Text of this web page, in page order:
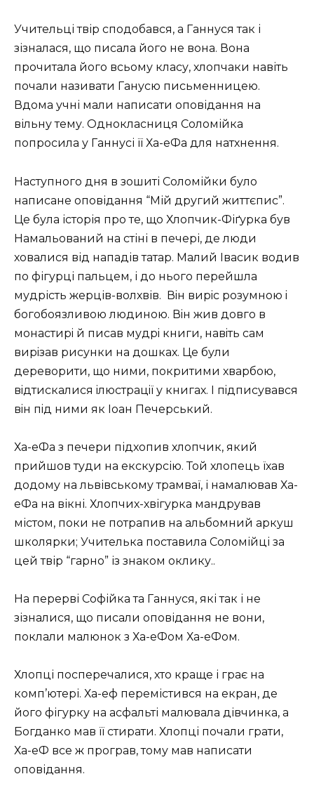
Учительці твір сподобався, а Ганнуся так і
зізналася, що писала його не вона. Вона
прочитала його всьому класу, хлопчаки навіть
почали називати Ганусю письменницею.
Вдома учні мали написати оповідання на
вільну тему. Однокласниця Соломійка
попросила у Ганнусі її Ха-еФа для натхнення.
Наступного дня в зошиті Соломійки було
написане оповідання “Мій другий життєпис”.
Це була історія про те, що Хлопчик-Фіґурка був
Намальований на стіні в печері, де люди
ховалися від нападів татар. Малий Івасик водив
по фігурці пальцем, і до нього перейшла
мудрість жерців-волхвів. Вiн вирiс розумною i
богобоязливою людиною. Вiн жив довго в
монастирi й писав мудрi книги, навiть сам
вирiзав рисунки на дошках. Це були
дереворити, що ними, покритими хварбою,
вiдтискалися iлюстрацiï у книгах. I пiдписувався
вiн пiд ними як Iоан Печерський.
Ха-еФа з печери підхопив хлопчик, який
прийшов туди на екскурсію. Той хлопець їхав
додому на львівському трамваї, і намалював Ха-
еФа на вікні. Хлопчих-хвігурка мандрував
містом, поки не потрапив на альбомний аркуш
школярки; Учителька поставила Соломійці за
цей твір “гарно” із знаком оклику..
На перерві Софійка та Ганнуся, які так і не
зізналися, що писали оповідання не вони,
поклали малюнок з Ха-еФом Ха-еФом.
Хлопці посперечалися, хто краще і грає на
комп’ютері. Ха-еф перемістився на екран, де
його фігурку на асфальті малювала дівчинка, а
Богданко мав її стирати. Хлопці почали грати,
Ха-еФ все ж програв, тому мав написати
оповідання.